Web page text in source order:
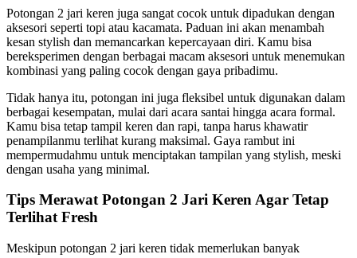
Potongan 2 jari keren juga sangat cocok untuk dipadukan dengan
aksesori seperti topi atau kacamata. Paduan ini akan menambah
kesan stylish dan memancarkan kepercayaan diri. Kamu bisa
bereksperimen dengan berbagai macam aksesori untuk menemukan
kombinasi yang paling cocok dengan gaya pribadimu.
Tidak hanya itu, potongan ini juga fleksibel untuk digunakan dalam
berbagai kesempatan, mulai dari acara santai hingga acara formal.
Kamu bisa tetap tampil keren dan rapi, tanpa harus khawatir
penampilanmu terlihat kurang maksimal. Gaya rambut ini
mempermudahmu untuk menciptakan tampilan yang stylish, meski
dengan usaha yang minimal.
Tips Merawat Potongan 2 Jari Keren Agar Tetap
Terlihat Fresh
Meskipun potongan 2 jari keren tidak memerlukan banyak